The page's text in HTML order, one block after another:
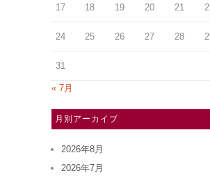
17 18 19 20 21
24 25 26 27 28
31
« 7月
月別アーカイブ
2026年8月
2026年7月